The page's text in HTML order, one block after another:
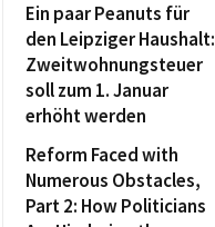
Ein paar Peanuts für
den Leipziger Haushalt:
Zweitwohnungsteuer
soll zum 1. Januar
erhöht werden
Reform Faced with
Numerous Obstacles,
Part 2: How Politicians